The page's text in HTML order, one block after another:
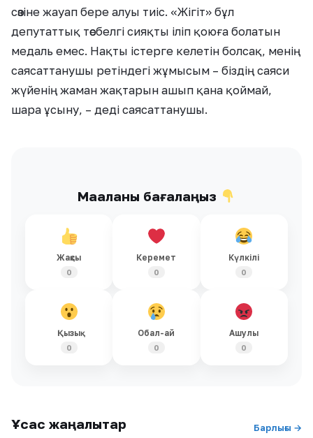
сөзіне жауап бере алуы тиіс. «Жігіт» бұл
депутаттық төсбелгі сияқты іліп қоюға болатын
медаль емес. Нақты істерге келетін болсақ, менің
саясаттанушы ретіндегі жұмысым – біздің саяси
жүйенің жаман жақтарын ашып қана қоймай,
шара ұсыну, – деді саясаттанушы.
Мақаланы бағалаңыз
Жақсы
0
Керемет
0
Күлкілі
0
Қызық
0
Обал-ай
0
Ашулы
0
Ұқсас жаңалықтар Барлығы →